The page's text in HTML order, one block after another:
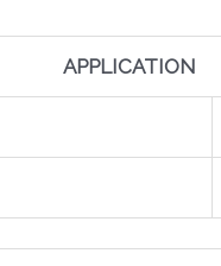
APPLICATION